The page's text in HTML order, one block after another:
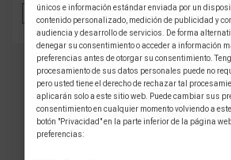
AÑADIR VER
ANTERIOR 1
únicos e información estándar enviada por un
contenido personalizado, medición de publicidad y
audiencia y desarrollo de servicios. De forma
denegar su consentimiento o acceder a información
preferencias antes de otorgar su consentimiento.
procesamiento de sus datos personales puede no
pero usted tiene el derecho de rechazar tal
aplicarán solo a este sitio web. Puede cambiar sus
consentimiento en cualquier momento volviendo a
botón "Privacidad" en la parte inferior de la página
preferencias: